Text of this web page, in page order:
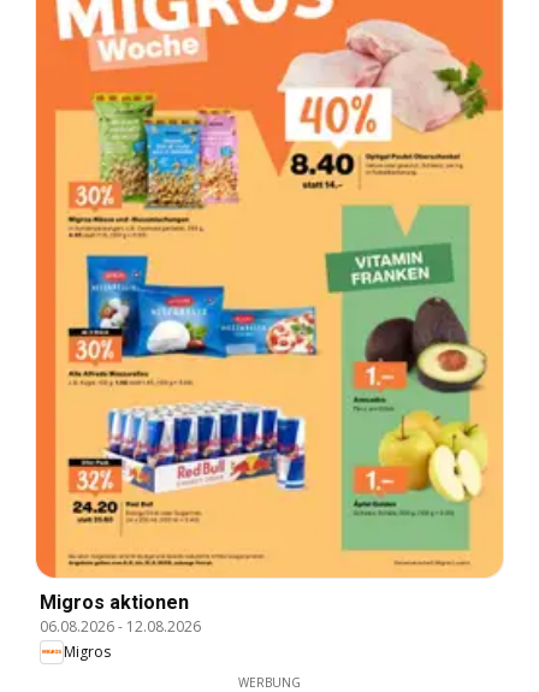
Migros aktionen
06.08.2026- 12.08.2026
Migros
WERBUNG